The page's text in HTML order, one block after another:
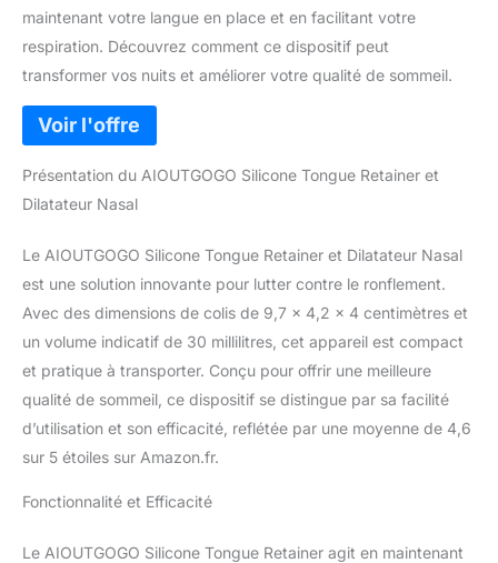
maintenant votre langue en place et en facilitant votre
respiration. Découvrez comment ce dispositif peut
transformer vos nuits et améliorer votre qualité de sommeil.
Présentation du AIOUTGOGO Silicone Tongue Retainer et
Dilatateur Nasal
Le AIOUTGOGO Silicone Tongue Retainer et Dilatateur Nasal
est une solution innovante pour lutter contre le ronflement.
Avec des dimensions de colis de 9,7 x 4,2 x 4 centimètres et
un volume indicatif de 30 millilitres, cet appareil est compact
et pratique à transporter. Conçu pour offrir une meilleure
qualité de sommeil, ce dispositif se distingue par sa facilité
d’utilisation et son efficacité, reflétée par une moyenne de 4,6
sur 5 étoiles sur Amazon.fr.
Fonctionnalité et Efficacité
Le AIOUTGOGO Silicone Tongue Retainer agit en maintenant